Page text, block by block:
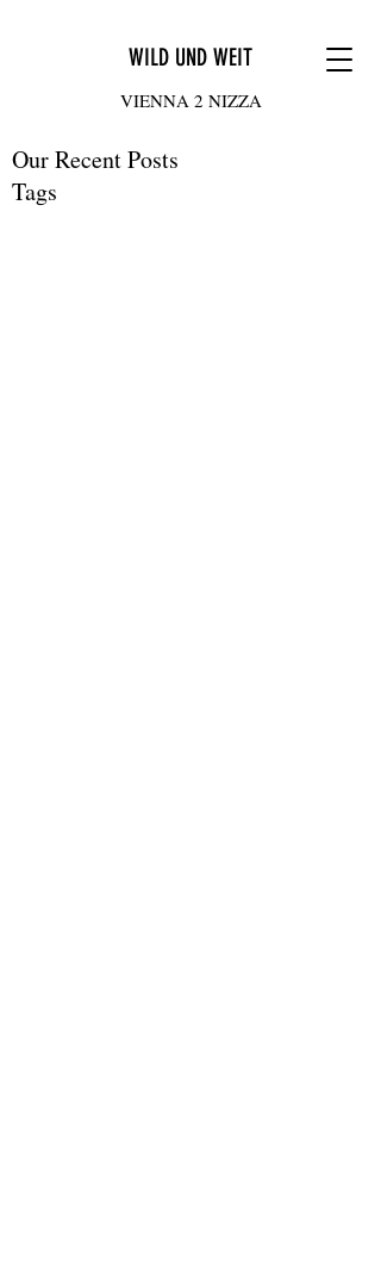
WILD UND WEIT
VIENNA 2 NIZZA
Our Recent Posts
Tags